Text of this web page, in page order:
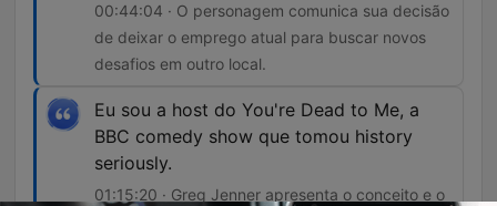
00:44:04 · O personagem comunica sua decisão
de deixar o emprego atual para buscar novos
desafios em outro local.
Eu sou a host do You're Dead to Me, a
BBC comedy show que tomou history
seriously.
01:15:20 · Greg Jenner apresenta o conceito e o